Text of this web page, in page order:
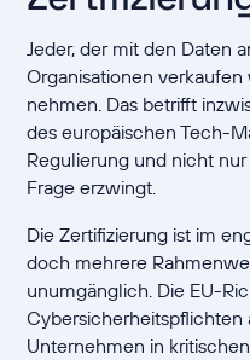
Jeder, der mit den Daten
Organisationen
nehmen. Das betrifft
des europäischen Tech-
Regulierung und nicht
Frage erzwingt.
Die Zertifizierung ist im
doch mehrere
unumgänglich. Die EU-
Cybersicherheitspflichten
Unternehmen in